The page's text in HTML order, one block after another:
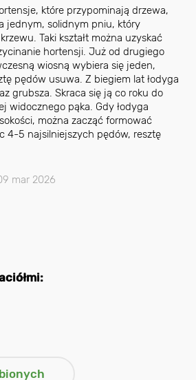
które przypominają drzewa,
jednym, solidnym pniu, który
krzewu. Taki kształt można uzyskać
hortensji. Już od drugiego
wiosną wybiera się jeden,
pędów usuwa. Z biegiem lat łodyga
grubsza. Skraca się ją co roku do
widocznego pąka. Gdy łodyga
można zacząć formować
4-5 najsilniejszych pędów, resztę
mar 2026